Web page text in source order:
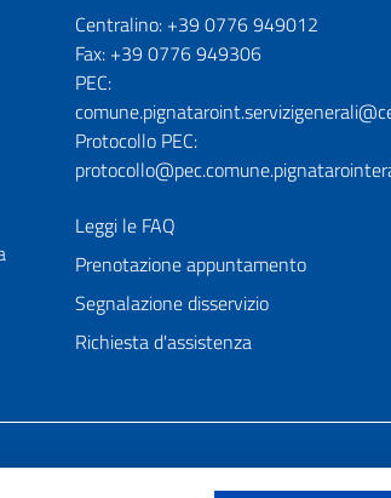
Numeri utili
Centralino: +39 0776 949012
Fax: +39 0776 949306
PEC:
Protocollo PEC:
Leggi le FAQ
Prenotazione appuntamento
Segnalazione disservizio
Richiesta d'assistenza